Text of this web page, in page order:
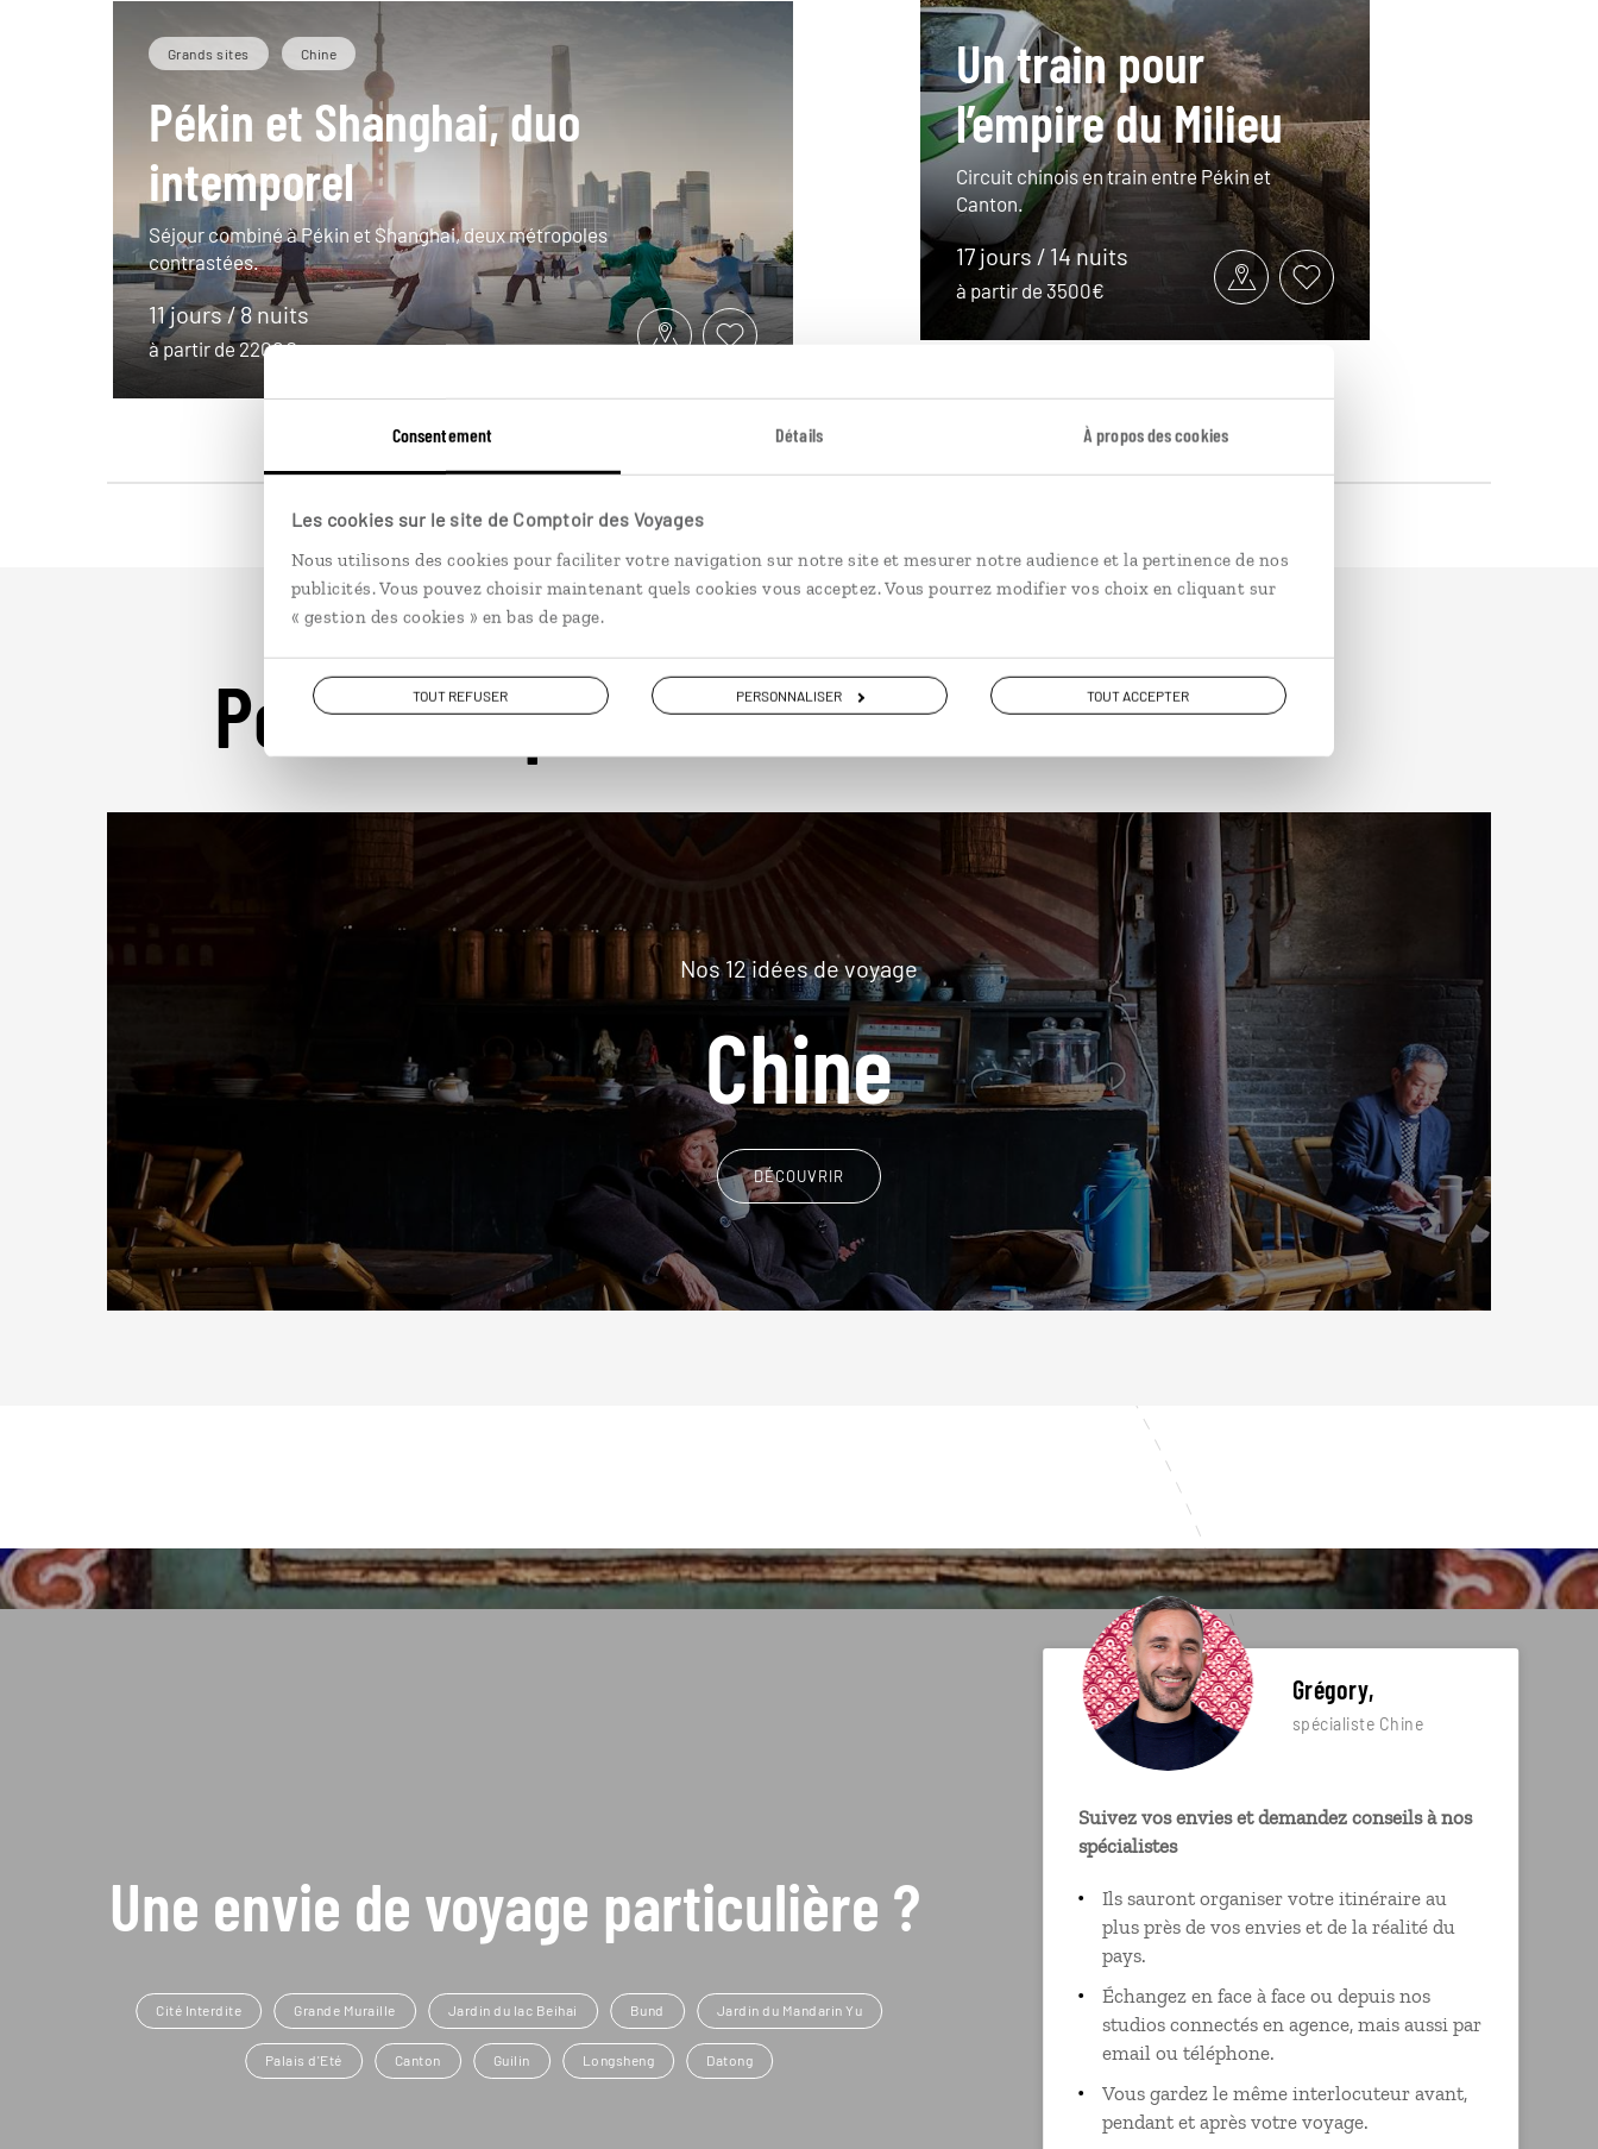
Consentement Détails À propos des cookies
Les cookies sur le site de Comptoir des Voyages
Nous utilisons des cookies pour faciliter votre navigation sur notre site et mesurer notre audience et la pertinence de nos
publicités. Vous pouvez choisir maintenant quels cookies vous acceptez. Vous pourrez modifier vos choix en cliquant sur
« gestion des cookies » en bas de page.
TOUT REFUSER PERSONNALISER TOUT ACCEPTER
Grands sites Chine
Pékin et Shanghai, duo
intemporel
Séjour combiné à Pékin et Shanghai, deux métropoles
contrastées.
11 jours / 8 nuits
à partir de 2200€
Un train pour
l’empire du Milieu
Circuit chinois en train entre Pékin et
Canton.
17 jours / 14 nuits
à partir de 3500€
Pour aller plus loin
Nos 12 idées de voyage
Chine
DÉCOUVRIR
Une envie de voyage particulière ?
Cité Interdite Grande Muraille Jardin du lac Beihai Bund Jardin du Mandarin Yu
Palais d'Eté Canton Guilin Longsheng Datong
Grégory,
spécialiste Chine
Suivez vos envies et demandez conseils à nos
spécialistes
Ils sauront organiser votre itinéraire au
plus près de vos envies et de la réalité du
pays.
Échangez en face à face ou depuis nos
studios connectés en agence, mais aussi par
email ou téléphone.
Vous gardez le même interlocuteur avant,
pendant et après votre voyage.